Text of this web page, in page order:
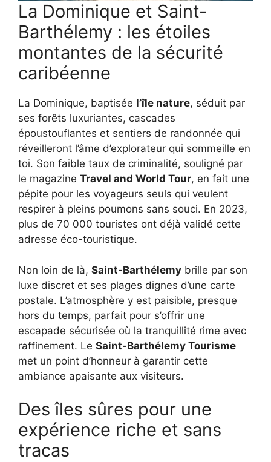
La Dominique et Saint-
Barthélemy : les étoiles
montantes de la sécurité
caribéenne
La Dominique, baptisée l’île nature, séduit par
ses forêts luxuriantes, cascades
époustouflantes et sentiers de randonnée qui
réveilleront l’âme d’explorateur qui sommeille en
toi. Son faible taux de criminalité, souligné par
le magazine Travel and World Tour, en fait une
pépite pour les voyageurs seuls qui veulent
respirer à pleins poumons sans souci. En 2023,
plus de 70 000 touristes ont déjà validé cette
adresse éco-touristique.
Non loin de là, Saint-Barthélemy brille par son
luxe discret et ses plages dignes d’une carte
postale. L’atmosphère y est paisible, presque
hors du temps, parfait pour s’offrir une
escapade sécurisée où la tranquillité rime avec
raffinement. Le Saint-Barthélemy Tourisme
met un point d’honneur à garantir cette
ambiance apaisante aux visiteurs.
Des îles sûres pour une
expérience riche et sans
tracas